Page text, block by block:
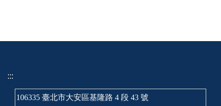
:::
106335 臺北市大安區基隆路 4 段 43 號